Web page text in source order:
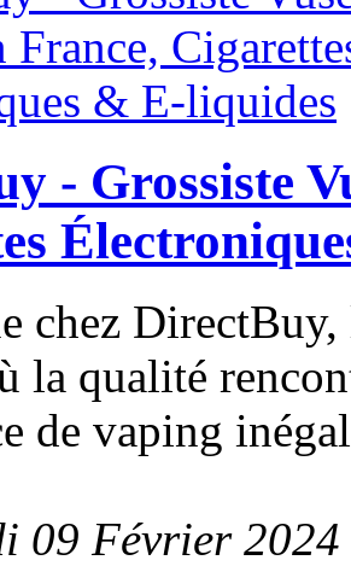
- Grossiste
chez DirectBuy,
la qualité
de vaping
09 Février